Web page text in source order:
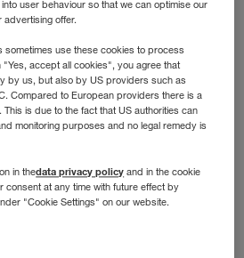
Raum gefragt ist. Du arbeitest
Größe. Von KMUs bis zu
Und das im jeweiligen
Polens.
user behaviour so that we can optimise our
advertising offer.
use these cookies to process
accept all cookies", you agree that
by us, but also by US providers such as
Compared to European providers there is a
is due to the fact that US authorities can
monitoring purposes and no legal remedy is
in thedata privacy policy and in the cookie
consent at any time with future effect by
"Cookie Settings" on our website.